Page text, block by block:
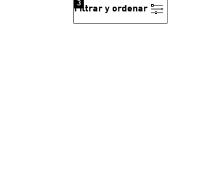
Filtrar y ordenar
3